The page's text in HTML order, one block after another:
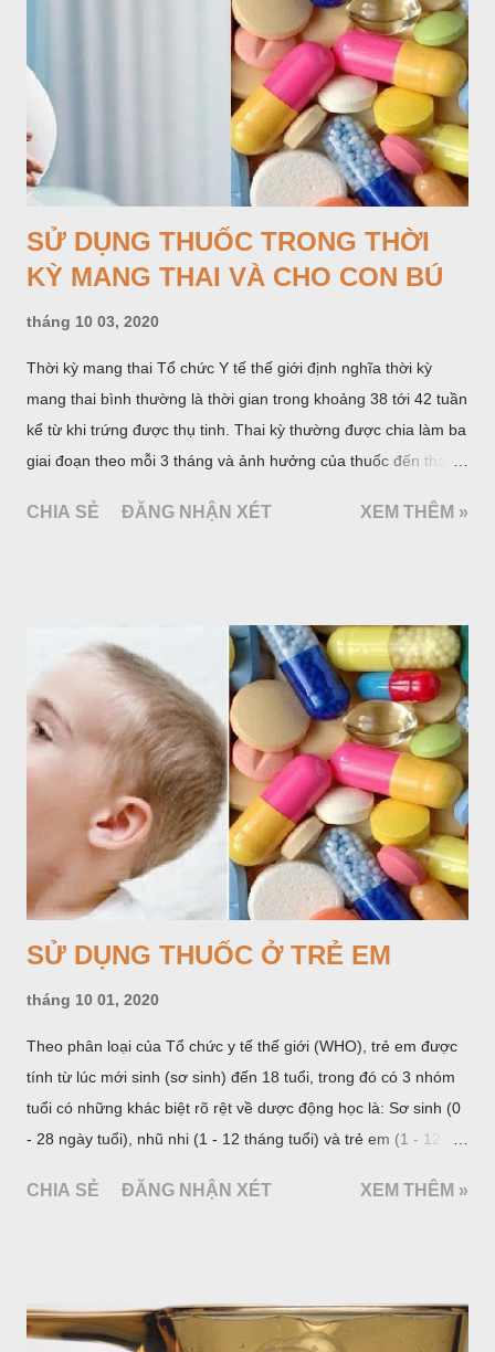
SỬ DỤNG THUỐC TRONG THỜI
KỲ MANG THAI VÀ CHO CON BÚ
tháng 10 03, 2020
Thời kỳ mang thai Tổ chức Y tế thế giới định nghĩa thời kỳ
mang thai bình thường là thời gian trong khoảng 38 tới 42 tuần
kể từ khi trứng được thụ tinh. Thai kỳ thường được chia làm ba
giai đoạn theo mỗi 3 tháng và ảnh hưởng của thuốc đến thai
CHIA SẺ ĐĂNG NHẬN XÉT XEM THÊM »
SỬ DỤNG THUỐC Ở TRẺ EM
tháng 10 01, 2020
Theo phân loại của Tổ chức y tế thế giới (WHO), trẻ em được
tính từ lúc mới sinh (sơ sinh) đến 18 tuổi, trong đó có 3 nhóm
tuổi có những khác biệt rõ rệt về dược động học là: Sơ sinh (0
- 28 ngày tuổi), nhũ nhi (1 - 12 tháng tuổi) và trẻ em (1 - 12
nhóm: Nhóm trước tuổi đi học từ 1 - 5 tuổi và nhóm trẻ lớn từ 6
đổi về mặt sinh học qua từng giai đoạn và liên quan nhiều đến
CHIA SẺ ĐĂNG NHẬN XÉT XEM THÊM »